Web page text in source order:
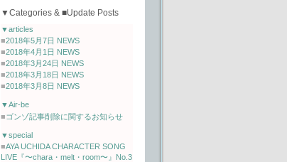
▼Categories & ■Update Posts
▼articles
■2018年5月7日 NEWS
■2018年4月1日 NEWS
■2018年3月24日 NEWS
■2018年3月18日 NEWS
■2018年3月8日 NEWS
▼Air-be
■ゴンゾ記事削除に関するお知らせ
▼special
■AYA UCHIDA CHARACTER SONG
LIVE『〜chara・melt・room〜』No.3